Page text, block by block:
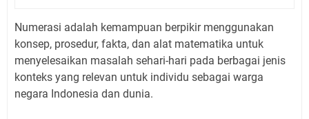
Numerasi adalah kemampuan berpikir menggunakan
konsep, prosedur, fakta, dan alat matematika untuk
menyelesaikan masalah sehari-hari pada berbagai jenis
konteks yang relevan untuk individu sebagai warga
negara Indonesia dan dunia.